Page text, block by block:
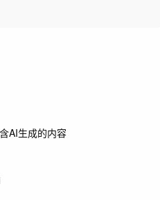
AI生成的内容